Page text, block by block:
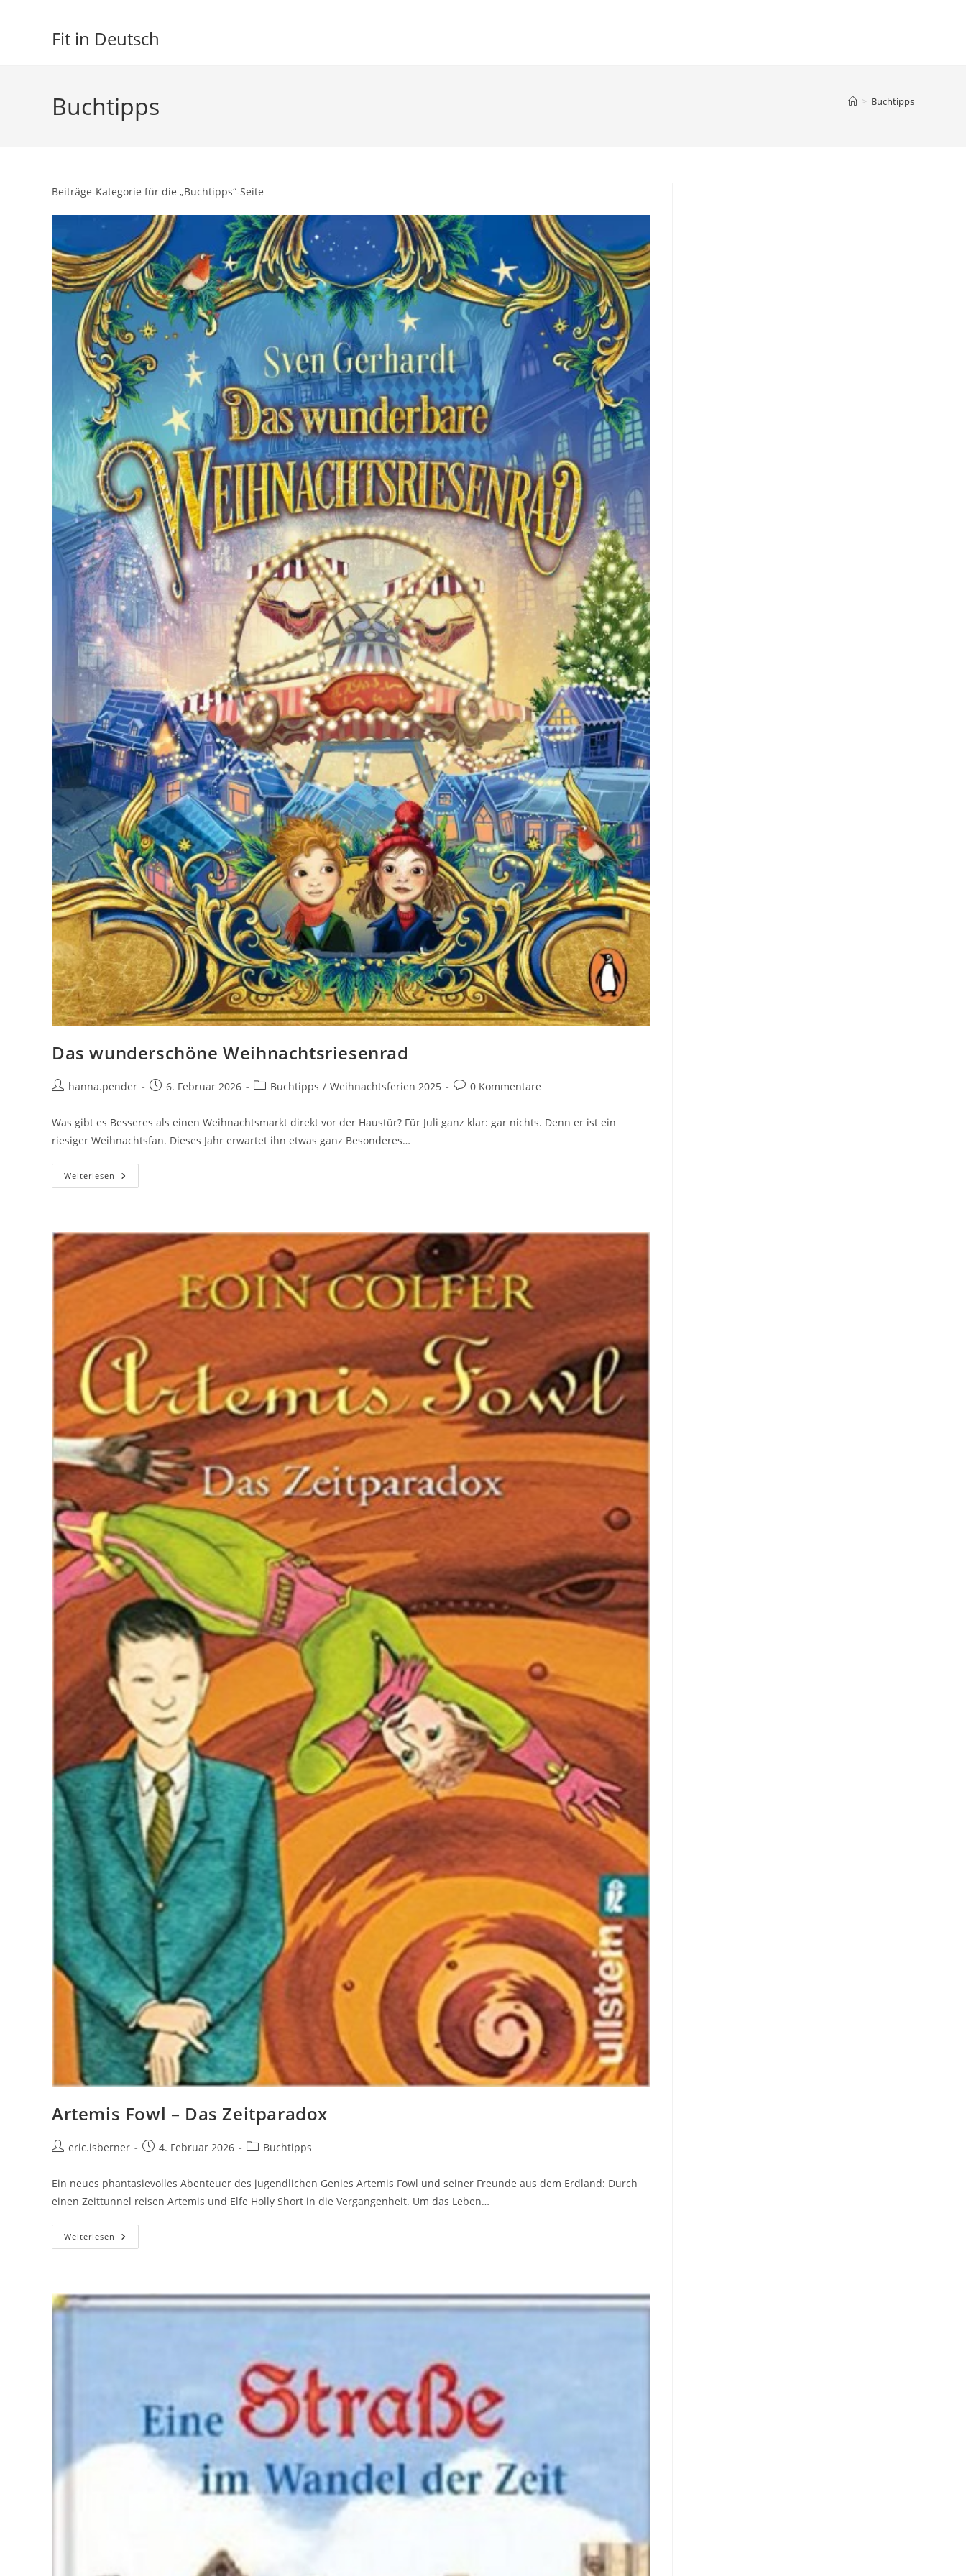
Fit in Deutsch
Buchtipps > Buchtipps
Beiträge-Kategorie für die „Buchtipps“-Seite
Das wunderschöne Weihnachtsriesenrad
Beitrags-
hanna.pender
Beitrag6. Februar 2026
Beitrags-
Buchtipps / Weihnachtsferien 2025
Beitrags-
0 Kommentare
Was gibt es Besseres als einen Weihnachtsmarkt direkt vor der Haustür? Für Juli ganz klar: gar nichts. Denn er ist ein
riesiger Weihnachtsfan. Dieses Jahr erwartet ihn etwas ganz Besonderes…
Weiterlesen Das
Wunderschöne
Artemis Fowl – Das Zeitparadox
Beitrags-
eric.isberner
Beitrag4. Februar 2026
Beitrags-
Buchtipps
Ein neues phantasievolles Abenteuer des jugendlichen Genies Artemis Fowl und seiner Freunde aus dem Erdland: Durch
einen Zeittunnel reisen Artemis und Elfe Holly Short in die Vergangenheit. Um das Leben…
Weiterlesen Artemis
Fowl